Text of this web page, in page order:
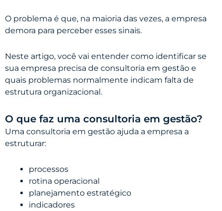
O problema é que, na maioria das vezes, a empresa
demora para perceber esses sinais.
Neste artigo, você vai entender como identificar se
sua empresa precisa de consultoria em gestão e
quais problemas normalmente indicam falta de
estrutura organizacional.
O que faz uma consultoria em gestão?
Uma consultoria em gestão ajuda a empresa a
estruturar:
processos
rotina operacional
planejamento estratégico
indicadores